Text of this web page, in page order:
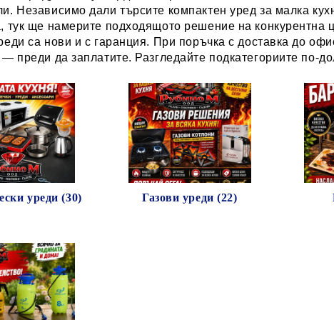
Независимо дали търсите компактен уред за малка
тук ще намерите подходящото решение на конкурентна
са нови и с гаранция. При поръчка с доставка до
преди да заплатите. Разгледайте подкатегориите по-
уреди (30) Газови уреди (22)